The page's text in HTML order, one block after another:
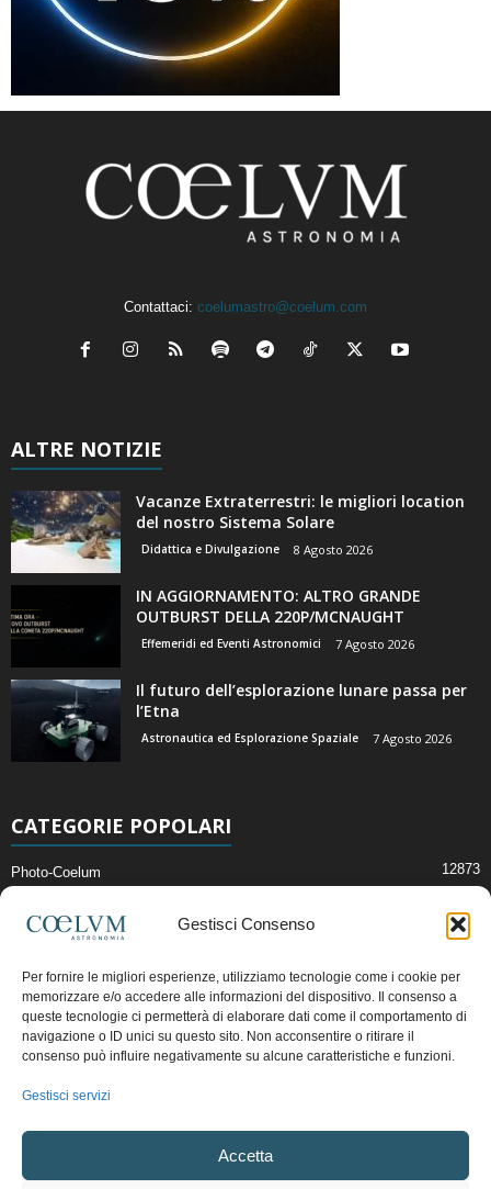
Gestisci Consenso
Per fornire le migliori esperienze, utilizziamo tecnologie come i cookie per
memorizzare e/o accedere alle informazioni del dispositivo. Il consenso a
queste tecnologie ci permetterà di elaborare dati come il comportamento di
navigazione o ID unici su questo sito. Non acconsentire o ritirare il
consenso può influire negativamente su alcune caratteristiche e funzioni.
Gestisci servizi
Accetta
Contattaci: coelumastro@coelum.com
ALTRE NOTIZIE
Vacanze Extraterrestri: le migliori location
del nostro Sistema Solare
Didattica e Divulgazione 8 Agosto 2026
IN AGGIORNAMENTO: ALTRO GRANDE
OUTBURST DELLA 220P/MCNAUGHT
Effemeridi ed Eventi Astronomici 7 Agosto 2026
Il futuro dell’esplorazione lunare passa per
l’Etna
Astronautica ed Esplorazione Spaziale 7 Agosto 2026
CATEGORIE POPOLARI
Photo-Coelum 12873
News di Astronomia 2412
Cielo del Mese
Astronomia, Astrofisica e Cosmologia
Articoli e Risorse On-Line
Copyright © 1997 - 2024 vietata la riproduzione.